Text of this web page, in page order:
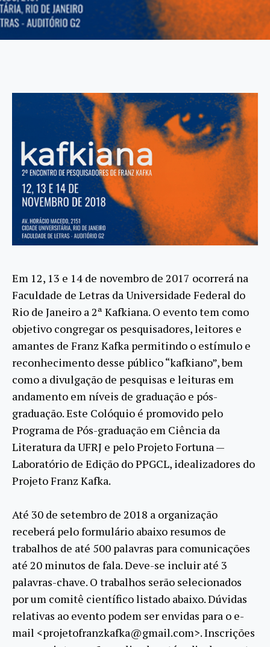
Em 12, 13 e 14 de novembro de 2017 ocorrerá na
Faculdade de Letras da Universidade Federal do
Rio de Janeiro a 2ª Kafkiana. O evento tem como
objetivo congregar os pesquisadores, leitores e
amantes de Franz Kafka permitindo o estímulo e
reconhecimento desse público “kafkiano”, bem
como a divulgação de pesquisas e leituras em
andamento em níveis de graduação e pós-
graduação. Este Colóquio é promovido pelo
Programa de Pós-graduação em Ciência da
Literatura da UFRJ e pelo Projeto Fortuna —
Laboratório de Edição do PPGCL, idealizadores do
Projeto Franz Kafka.
Até 30 de setembro de 2018 a organização
receberá pelo formulário abaixo resumos de
trabalhos de até 500 palavras para comunicações
até 20 minutos de fala. Deve-se incluir até 3
palavras-chave. O trabalhos serão selecionados
por um comitê científico listado abaixo. Dúvidas
relativas ao evento podem ser envidas para o e-
mail <projetofranzkafka@gmail.com>. Inscrições